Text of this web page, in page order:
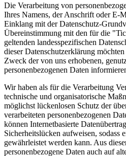
Die Verarbeitung von
Ihres Namens, der Anschrift oder E-
Einklang mit der Datenschutz-
Übereinstimmung mit den für die
geltenden landesspezifischen
dieser Datenschutzerklärung
Zweck der von uns erhobenen,
personenbezogenen Daten
Wir haben als für die Verarbeitung
technische und organisatorische
möglichst lückenlosen Schutz der
verarbeiteten personenbezogenen
können Internetbasierte
Sicherheitslücken aufweisen, sodass
gewährleistet werden kann. Aus
personenbezogene Daten auch auf